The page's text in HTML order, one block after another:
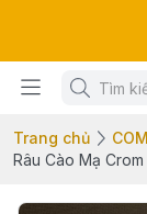
Trang chủ
Râu Cào Mạ Crom